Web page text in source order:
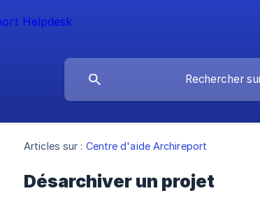
Articles sur : Centre d'aide Archireport
Désarchiver un projet